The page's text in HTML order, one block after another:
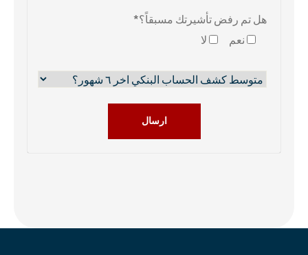
هل تم رفض تأشيرتك مسبقاً؟*
نعم
لا
ارسال